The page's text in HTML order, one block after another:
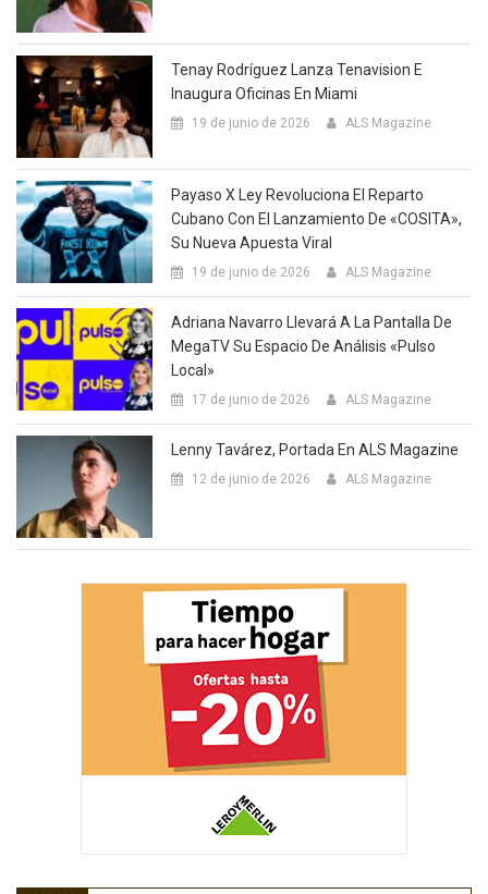
Tenay Rodríguez Lanza Tenavision E
Inaugura Oficinas En Miami
19 de junio de 2026 ALS Magazine
Payaso X Ley Revoluciona El Reparto
Cubano Con El Lanzamiento De «COSITA»,
Su Nueva Apuesta Viral
19 de junio de 2026 ALS Magazine
Adriana Navarro Llevará A La Pantalla De
MegaTV Su Espacio De Análisis «Pulso
Local»
17 de junio de 2026 ALS Magazine
Lenny Tavárez, Portada En ALS Magazine
12 de junio de 2026 ALS Magazine